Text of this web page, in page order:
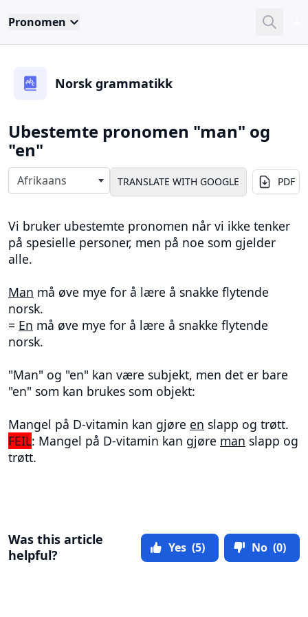
Pronomen
Close
Norsk grammatikk
Ubestemte pronomen "man" og
"en"
Select langauges
Afrikaans PDF
Vi bruker ubestemte pronomen når vi ikke tenker
på spesielle personer, men på noe som gjelder
alle.
Man må øve mye for å lære å snakke flytende
norsk.
= En må øve mye for å lære å snakke flytende
norsk.
"Man" og "en" kan være subjekt, men det er bare
"en" som kan brukes som objekt:
Mangel på D-vitamin kan gjøre en slapp og trøtt.
FEIL: Mangel på D-vitamin kan gjøre man slapp og
trøtt.
Was this article
helpful?
Yes (5) No (0)